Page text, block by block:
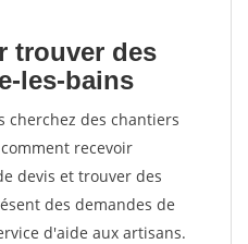
trouver des
les-bains
cherchez des chantiers
recevoir
devis et trouver des
des demandes de
d'aide aux artisans.